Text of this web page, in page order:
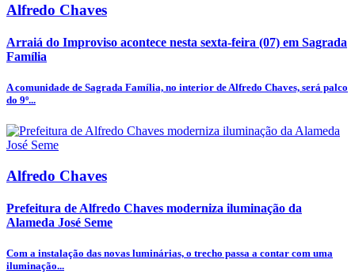
Alfredo Chaves
Arraiá do Improviso acontece nesta sexta-feira (07) em Sagrada
Família
A comunidade de Sagrada Família, no interior de Alfredo Chaves, será palco
do 9º...
Alfredo Chaves
Prefeitura de Alfredo Chaves moderniza iluminação da
Alameda José Seme
Com a instalação das novas luminárias, o trecho passa a contar com uma
iluminação...